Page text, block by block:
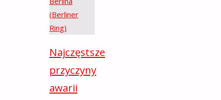
Najczęstsze
przyczyny
awarii